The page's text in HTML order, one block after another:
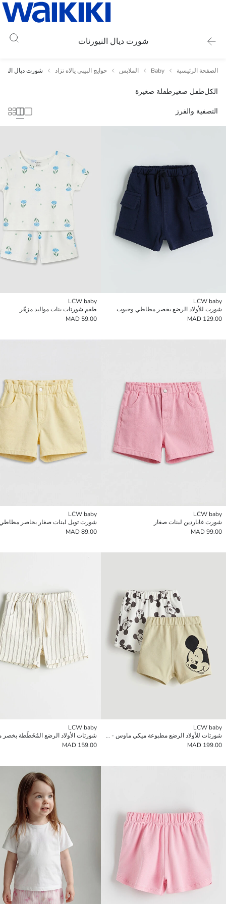
شورت ديال النيورنات
الصفحة الرئيسية Baby الملابس حوايج البيبي يالاه تزاد شورت ديال
الكلطفل صغيرطفلة صغيرة
التصفية والفرز
LCW baby
شورت للأولاد الرضع بخصر مطاطي وجيوب
129.00 MAD
LCW baby
طقم شورتات بنات مواليد مزهّر
59.00 MAD
LCW baby
شورت غاباردين لبنات صغار
99.00 MAD
LCW baby
شورت تويل لبنات صغار بخاصر
89.00 MAD
LCW baby
شورتات للأولاد الرضع مطبوعة ميكي ماوس - عبوتان
199.00 MAD
LCW baby
شورتات الأولاد الرضع المُخَطَّطة
159.00 MAD